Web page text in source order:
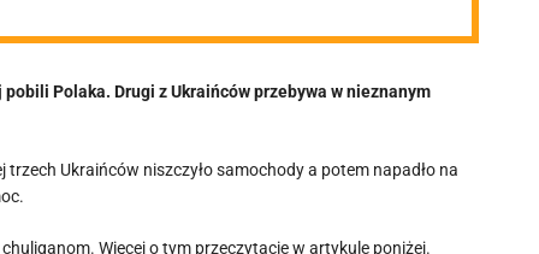
Polaka. Drugi z Ukraińców przebywa w nieznanym
Ukraińców niszczyło samochody a potem napadło na
Więcej o tym przeczytacie w artykule poniżej.